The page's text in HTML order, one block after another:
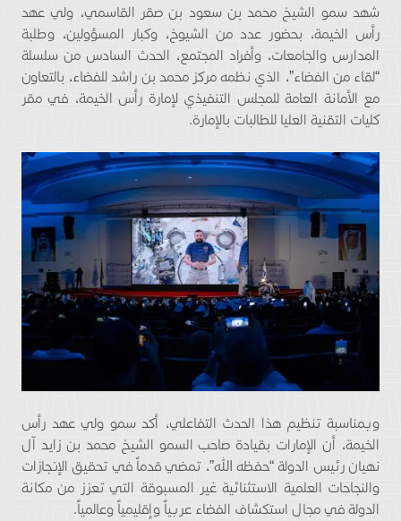
شهد سمو الشيخ محمد بن سعود بن صقر القاسمي، ولي عهد
رأس الخيمة، بحضور عدد من الشيوخ، وكبار المسؤولين، وطلبة
المدارس والجامعات، وأفراد المجتمع، الحدث السادس من سلسلة
“لقاء من الفضاء”، الذي نظمه مركز محمد بن راشد للفضاء، بالتعاون
مع الأمانة العامة للمجلس التنفيذي لإمارة رأس الخيمة، في مقر
كليات التقنية العليا للطالبات بالإمارة.
وبمناسبة تنظيم هذا الحدث التفاعلي، أكد سمو ولي عهد رأس
الخيمة، أن الإمارات بقيادة صاحب السمو الشيخ محمد بن زايد آل
نهيان رئيس الدولة “حفظه الله”، تمضي قدماً في تحقيق الإنجازات
والنجاحات العلمية الاستثنائية غير المسبوقة التي تعزز من مكانة
الدولة في مجال استكشاف الفضاء عربياً وإقليمياً وعالمياً.